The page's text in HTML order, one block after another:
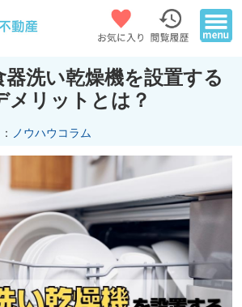
洗い乾燥機を設置する
メリットとは？
ノウハウコラム